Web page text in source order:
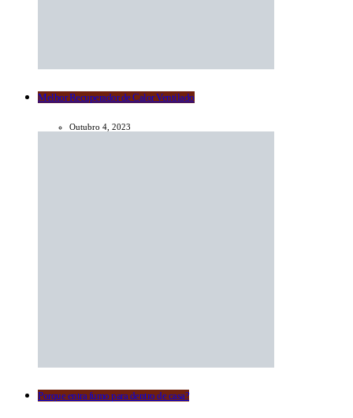
Melhor Recuperador de Calor Ventilado
Outubro 4, 2023
Porque entra fumo para dentro de casa?